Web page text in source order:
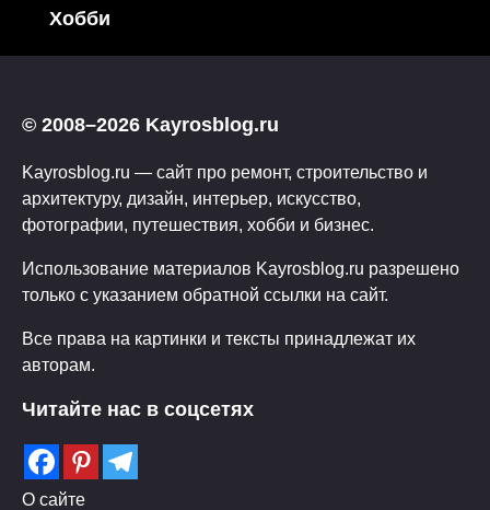
Хобби
© 2008–2026 Kayrosblog.ru
Kayrosblog.ru — сайт про ремонт, строительство и
архитектуру, дизайн, интерьер, искусство,
фотографии, путешествия, хобби и бизнес.
Использование материалов Kayrosblog.ru разрешено
только с указанием обратной ссылки на сайт.
Все права на картинки и тексты принадлежат их
авторам.
Читайте нас в соцсетях
О сайте